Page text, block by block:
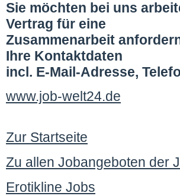
Sie möchten bei uns
Vertrag für eine
Zusammenarbeit
Ihre Kontaktdaten
incl. E-Mail-Adresse,
www.job-welt24.de
Zur Startseite
Zu allen Jobangeboten der
Erotikline Jobs